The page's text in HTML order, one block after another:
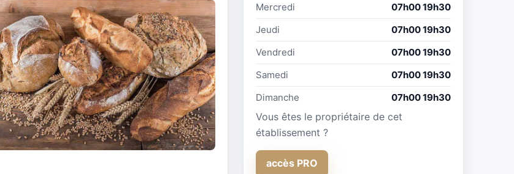
Mercredi
07h00 19h30
Jeudi
07h00 19h30
Vendredi
07h00 19h30
Samedi
07h00 19h30
Dimanche
07h00 19h30
Vous êtes le propriétaire de cet
établissement ?
accès PRO